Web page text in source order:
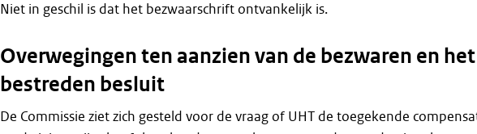
Niet in geschil is dat het bezwaarschrift ontvankelijk is.
Overwegingen ten aanzien van de bezwaren en het
bestreden besluit
De Commissie ziet zich gesteld voor de vraag of UHT de toegekende